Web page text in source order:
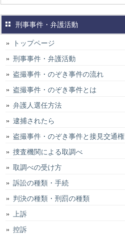
刑事事件・弁護活動
トップページ
刑事事件・弁護活動
盗撮事件・のぞき事件の流れ
盗撮事件・のぞき事件とは
弁護人選任方法
逮捕されたら
盗撮事件・のぞき事件と接見交通権
捜査機関による取調べ
取調べの受け方
訴訟の種類・手続
判決の種類・刑罰の種類
上訴
控訴